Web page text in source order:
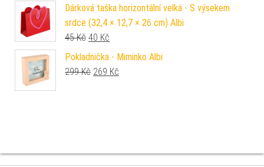
Dárková taška horizontální velká - S výsekem
srdce (32,4 × 12,7 × 26 cm) Albi
45Kč Původní cena byla: 45 Kč.
40 Kč
Pokladnička - Miminko Albi
299Kč Původní cena byla: 299 Kč.
269 Kč